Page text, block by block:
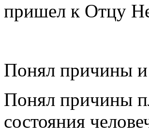
пришел к Отцу
Понял причины и
Понял причины
состояния